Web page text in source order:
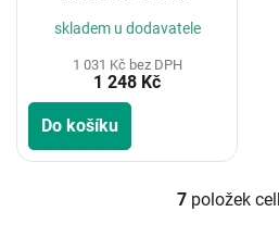
skladem u dodavatele
1 031 Kč bez DPH
1 248 Kč
Do košíku
O
7 položek